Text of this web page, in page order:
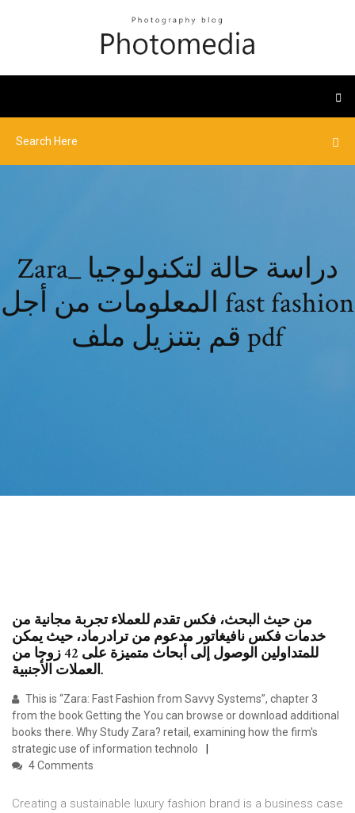
Zara_ دراسة حالة لتكنولوجيا
المعلومات من أجل fast fashion
قم بتنزيل ملف pdf
من حيث البحث، فكس تقدم للعملاء تجربة مجانية من
خدمات فكس نافيغاتور مدعوم من ترادرماد، حيث يمكن
للمتداولين الوصول إلى أبحاث متميزة على 42 زوجا من
العملات الأجنبية.
This is “Zara: Fast Fashion from Savvy Systems”, chapter 3
from the book Getting the You can browse or download additional
books there. Why Study Zara? retail, examining how the firm's
strategic use of information technolo
4 Comments
Creating a sustainable luxury fashion brand is a business case